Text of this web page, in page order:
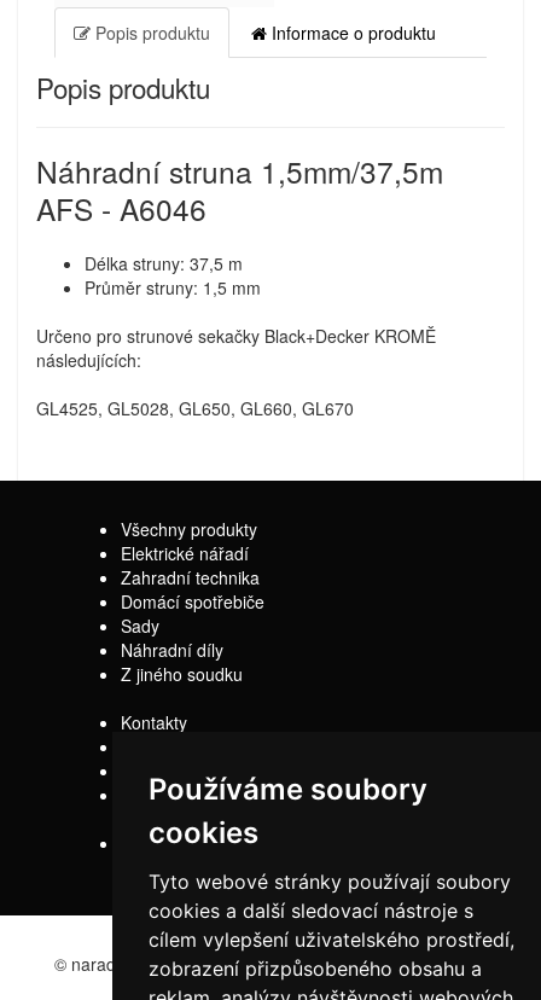
Používáme soubory
cookies
Tyto webové stránky používají soubory
cookies a další sledovací nástroje s
cílem vylepšení uživatelského prostředí,
zobrazení přizpůsobeného obsahu a
Popis produktu
Informace o produktu
Popis produktu
Náhradní struna 1,5mm/37,5m
AFS - A6046
Délka struny: 37,5 m
Průměr struny: 1,5 mm
Určeno pro strunové sekačky Black+Decker KROMĚ
následujících:
GL4525, GL5028, GL650, GL660, GL670
Všechny produkty
Elektrické nářadí
Zahradní technika
Domácí spotřebiče
Sady
Náhradní díly
Z jiného soudku
Kontakty
Obchodní
Reklamační řád
© naradi-bd.cz 2016